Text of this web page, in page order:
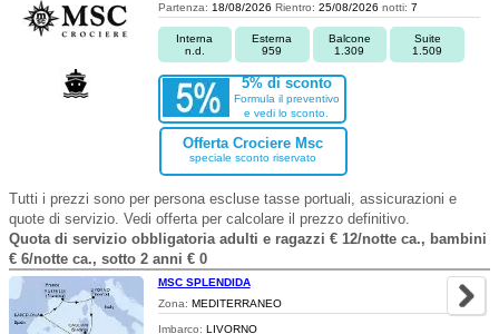
Partenza: 18/08/2026 Rientro: 25/08/2026 notti: 7
Interna
n.d.
Esterna
959
Balcone
1.309
Suite
1.509
5% di sconto
Formula il preventivo
e vedi lo sconto.
Offerta Crociere Msc
speciale sconto riservato
Tutti i prezzi sono per persona escluse tasse portuali, assicurazioni e
quote di servizio. Vedi offerta per calcolare il prezzo definitivo.
Quota di servizio obbligatoria adulti e ragazzi € 12/notte ca., bambini
€ 6/notte ca., sotto 2 anni € 0
MSC SPLENDIDA
Zona: MEDITERRANEO
Imbarco: LIVORNO